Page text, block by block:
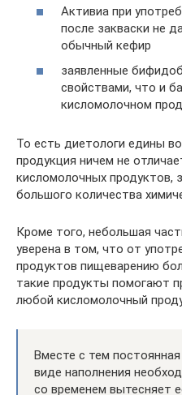
Активиа при
после закваски не
обычный кефир
заявленные
свойствами, что и
кисломолочном
То есть диетологи едины
продукция ничем не
кисломолочных продуктов,
большого количества
Кроме того, небольшая
уверена в том, что от
продуктов пищеварению
такие продукты помогают
любой кисломолочный
Вместе с тем
виде наполнения
со временем вытесняет